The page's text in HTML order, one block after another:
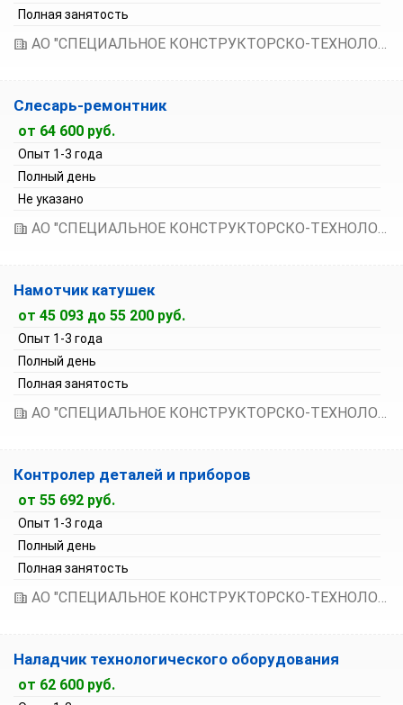
Полная занятость
АО "СПЕЦИАЛЬНОЕ КОНСТРУКТОРСКО-ТЕХНОЛОГИЧЕСКОЕ БЮРО ПО РЕЛЕЙНОЙ ТЕХНИКЕ"
Слесарь-ремонтник
от 64 600 руб.
Опыт 1-3 года
Полный день
Не указано
АО "СПЕЦИАЛЬНОЕ КОНСТРУКТОРСКО-ТЕХНОЛОГИЧЕСКОЕ БЮРО ПО РЕЛЕЙНОЙ ТЕХНИКЕ"
Намотчик катушек
от 45 093 до 55 200 руб.
Опыт 1-3 года
Полный день
Полная занятость
АО "СПЕЦИАЛЬНОЕ КОНСТРУКТОРСКО-ТЕХНОЛОГИЧЕСКОЕ БЮРО ПО РЕЛЕЙНОЙ ТЕХНИКЕ"
Контролер деталей и приборов
от 55 692 руб.
Опыт 1-3 года
Полный день
Полная занятость
АО "СПЕЦИАЛЬНОЕ КОНСТРУКТОРСКО-ТЕХНОЛОГИЧЕСКОЕ БЮРО ПО РЕЛЕЙНОЙ ТЕХНИКЕ"
Наладчик технологического оборудования
от 62 600 руб.